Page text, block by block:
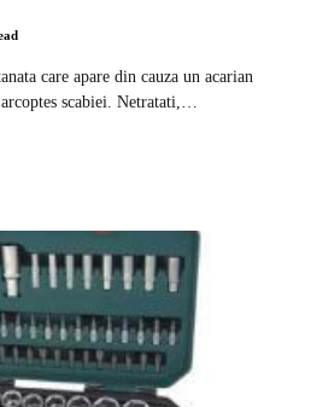
care apare din cauza un acarian
scabiei. Netratati,…